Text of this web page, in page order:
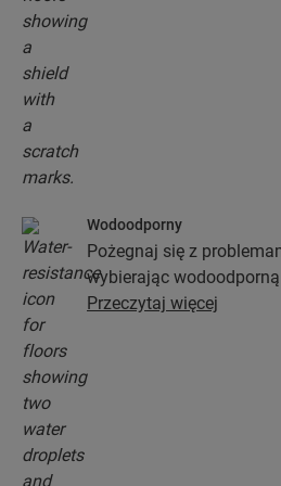
Wodoodporny
Pożegnaj się z
wybierając wodoodporną
podłogi nie tylko
prostsze niż kiedykolwiek
Przeczytaj więcej